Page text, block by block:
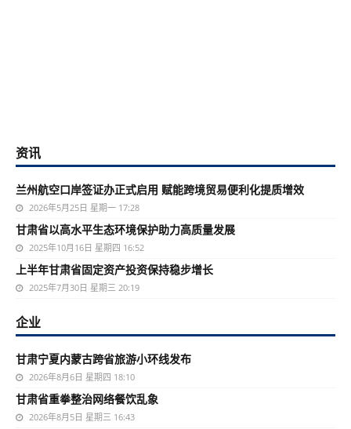
资讯
兰州航空口岸签证办正式启用 赋能跨境贸易便利化提质增效
2026年5月25日 星期一 17:28
甘肃省以高水平生态环境保护助力高质量发展
2025年10月16日 星期四 16:52
上半年甘肃省固定资产投资保持稳步增长
2025年7月30日 星期三 20:19
企业
甘肃宁夏内蒙古跨省旅游小环线发布
2026年8月6日 星期四 18:10
甘肃省重拳整治网络餐饮乱象
2026年8月5日 星期三 16:43